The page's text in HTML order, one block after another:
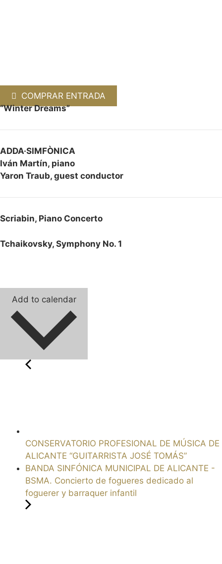
COMPRAR ENTRADA
“Winter Dreams”
ADDA·SIMFÒNICA
Iván Martín, piano
Yaron Traub, guest conductor
Scriabin, Piano Concerto
Tchaikovsky, Symphony No. 1
Add to calendar
CONSERVATORIO PROFESIONAL DE MÚSICA DE
ALICANTE “GUITARRISTA JOSÉ TOMÁS”
BANDA SINFÓNICA MUNICIPAL DE ALICANTE -
BSMA. Concierto de fogueres dedicado al
foguerer y barraquer infantil